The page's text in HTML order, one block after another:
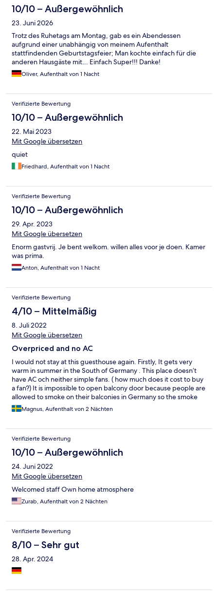
10/10 – Außergewöhnlich
23. Juni 2026
Trotz des Ruhetags am Montag, gab es ein Abendessen
aufgrund einer unabhängig von meinem Aufenthalt
stattfindenden Geburtstagsfeier; Man kochte einfach für die
anderen Hausgäste mit... Einfach Super!!! Danke!
Oliver, Aufenthalt von 1 Nacht
Verifizierte Bewertung
10/10 – Außergewöhnlich
22. Mai 2023
Mit Google übersetzen
quiet
Friedhard, Aufenthalt von 1 Nacht
Verifizierte Bewertung
10/10 – Außergewöhnlich
29. Apr. 2023
Mit Google übersetzen
Enorm gastvrij. Je bent welkom. willen alles voor je doen. Kamer
was prima.
Anton, Aufenthalt von 1 Nacht
Verifizierte Bewertung
4/10 – Mittelmäßig
8. Juli 2022
Mit Google übersetzen
Overpriced and no AC
I would not stay at this guesthouse again. Firstly, It gets very
warm in summer in the South of Germany . This place doesn’t
have AC och neither simple fans. ( how much does it cost to buy
a fan?) It is impossible to open balcony door because people are
allowed to smoke on their balconies in Germany so the smoke
gets drawn into your rooom. Horrible in the 30 degree heat. It is
low pace place which means things are slow inclusive check-in.
owner to check us in. One of his stuff sprang twice into the
house to get him to check us in. He takes his time. Breakfast was
basic. Coffee maskin needed maintanence, breakfast food was
not filled in time. It is in the middle of nowhere which was ok for
us. Overpriced taking into account all these remarks. I won’t
come back. Lousy service
Magnus, Aufenthalt von 2 Nächten
Verifizierte Bewertung
10/10 – Außergewöhnlich
24. Juni 2022
Mit Google übersetzen
Welcomed staff Own home atmosphere
Zurab, Aufenthalt von 2 Nächten
Verifizierte Bewertung
8/10 – Sehr gut
28. Apr. 2024